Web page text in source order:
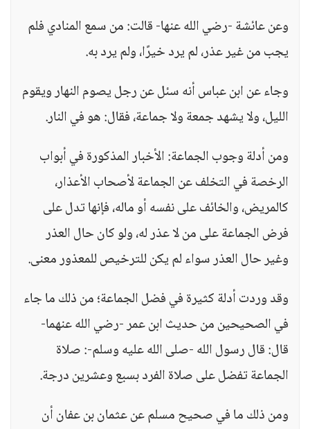
وعن عائشة -رضي الله عنها- قالت: من سمع المنادي فلم
يجب من غير عذر، لم يرد خيرًا، ولم يرد به.
وجاء عن ابن عباس أنه سئل عن رجل يصوم النهار ويقوم
الليل، ولا يشهد جمعة ولا جماعة، فقال: هو في النار.
ومن أدلة وجوب الجماعة: الأخبار المذكورة في أبواب
الرخصة في التخلف عن الجماعة لأصحاب الأعذار،
كالمريض، والخائف على نفسه أو ماله، فإنها تدل على
فرض الجماعة على من لا عذر له، ولو كان حال العذر
وغير حال العذر سواء لم يكن للترخيص للمعذور معنى.
وقد وردت أدلة كثيرة في فضل الجماعة؛ من ذلك ما جاء
في الصحيحين من حديث ابن عمر -رضي الله عنهما-
قال: قال رسول الله -صلى الله عليه وسلم-: صلاة
الجماعة تفضل على صلاة الفرد بسبع وعشرين درجة.
ومن ذلك ما في صحيح مسلم عن عثمان بن عفان أن